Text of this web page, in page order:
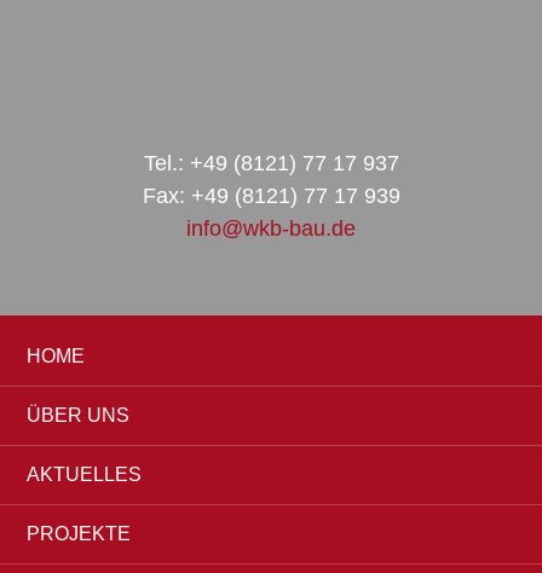
Tel.: +49 (8121) 77 17 937
Fax: +49 (8121) 77 17 939
info@wkb-bau.de
HOME
ÜBER UNS
AKTUELLES
PROJEKTE